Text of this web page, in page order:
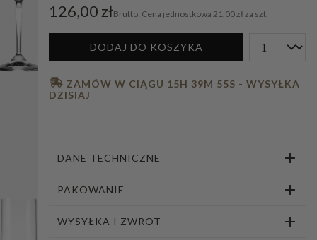
126,00 zł Cena jednostkowa 21,00 zł za szt.
DODAJ DO KOSZYKA
DANE TECHNICZNE
PAKOWANIE
WYSYŁKA I ZWROT
ZAMÓW W CIĄGU 15H 39M 54S - WYSYŁKA
DZISIAJ